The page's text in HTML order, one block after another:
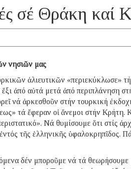
σέ Θράκη καί
νησιῶν μας
ἁλιευτικῶν «περιεκύκλωσε»
ἕξι ἀπό αὐτά μετά ἀπό περιπλάνηση
νά ἀρκεσθοῦν στήν τουρκική
τά ἔφεραν οἱ ἄνεμοι στήν Κρήτη.
Νά θυμίσουμε ὅτι στίς
τῆς ἑλληνικῆς ὑφαλοκρηπῖδος.
δέν μποροῦμε νά τά